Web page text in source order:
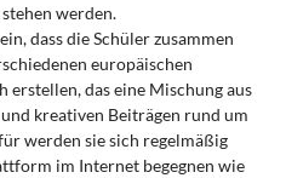
werden.
dass die Schüler zusammen
europäischen
erstellen, das eine Mischung aus
kreativen Beiträgen rund um
werden sie sich regelmäßig
im Internet begegnen wie